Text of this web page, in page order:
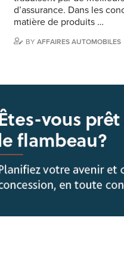
d’assurance. Dans les
matière de produits …
BYAFFAIRES AUTOMOBILES